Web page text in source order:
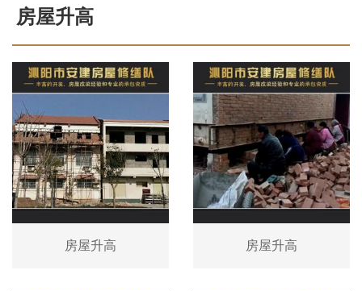
房屋升高
首页>业务范围>房屋升高
房屋升高 房屋升高